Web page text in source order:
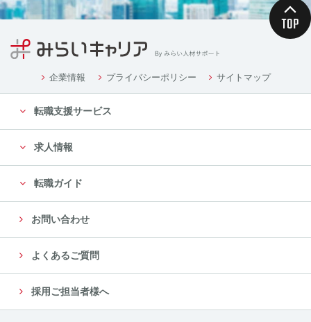
企業情報 プライバシーポリシー サイトマップ
転職支援サービス
求人情報
転職ガイド
お問い合わせ
よくあるご質問
採用ご担当者様へ